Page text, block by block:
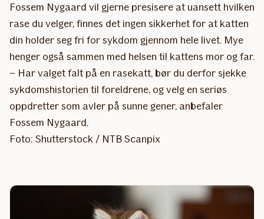
Fossem Nygaard vil gjerne presisere at uansett hvilken
rase du velger, finnes det ingen sikkerhet for at katten
din holder seg fri for sykdom gjennom hele livet. Mye
henger også sammen med helsen til kattens mor og far.
– Har valget falt på en rasekatt, bør du derfor sjekke
sykdomshistorien til foreldrene, og velg en seriøs
oppdretter som avler på sunne gener, anbefaler
Fossem Nygaard.
Foto: Shutterstock / NTB Scanpix